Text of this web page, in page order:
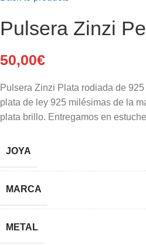
Pulsera Zinzi
50,00€
Pulsera Zinzi Plata rodiada de
plata de ley 925 milésimas de la
plata brillo. Entregamos en
JOYA
MARCA
METAL